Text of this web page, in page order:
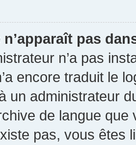
n’apparaît pas
n’a pas
encore traduit le
un administrateur
de langue
pas, vous êtes